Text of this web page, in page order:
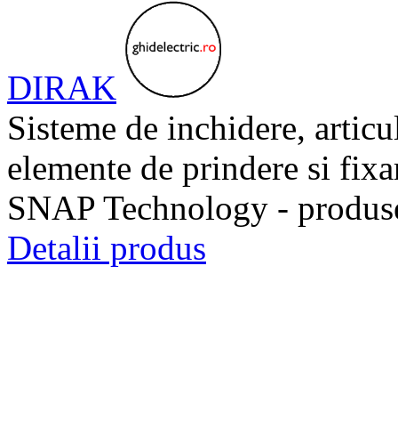
DIRAK
Sisteme de inchidere,
elemente de prindere si
SNAP Technology -
Detalii produs